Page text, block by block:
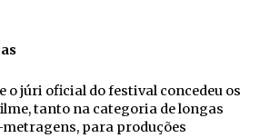
o júri oficial do festival concedeu os
tanto na categoria de longas
para produções